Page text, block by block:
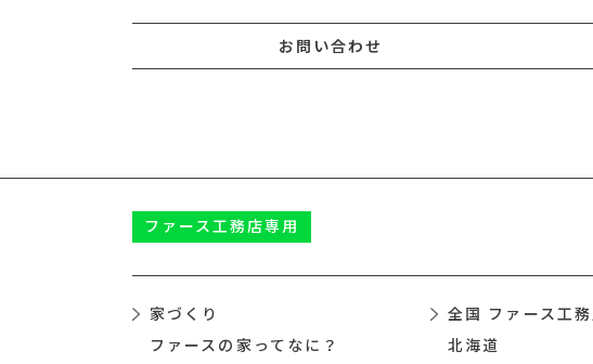
お問い合わせ
ファース工務店専用
家づくり
ファースの家ってなに？
全国 ファース工
北海道